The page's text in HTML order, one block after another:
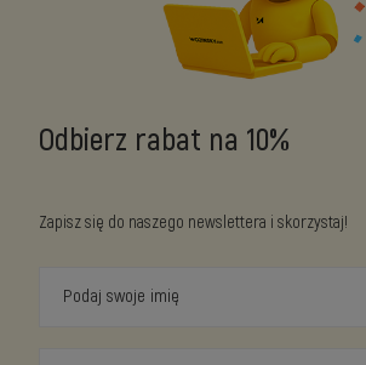
Odbierz rabat na 10%
Zapisz się do naszego newslettera i skorzystaj!
Podaj swoje imię